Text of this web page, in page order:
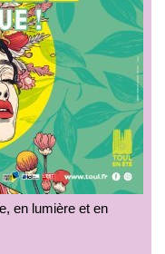
en lumière et en